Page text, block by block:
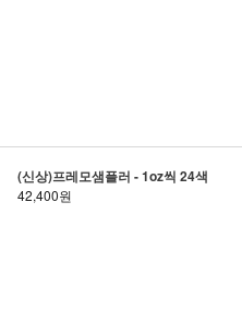
(신상)프레모샘플러 - 1oz씩 24색
42,400원